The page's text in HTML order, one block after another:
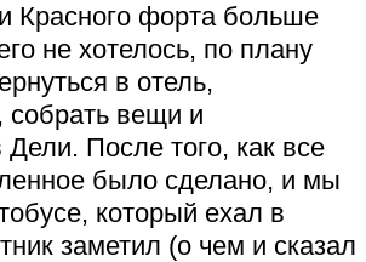
Красного форта больше
не хотелось, по плану
в отель,
собрать вещи и
Дели. После того, как все
было сделано, и мы
который ехал в
заметил (о чем и сказал